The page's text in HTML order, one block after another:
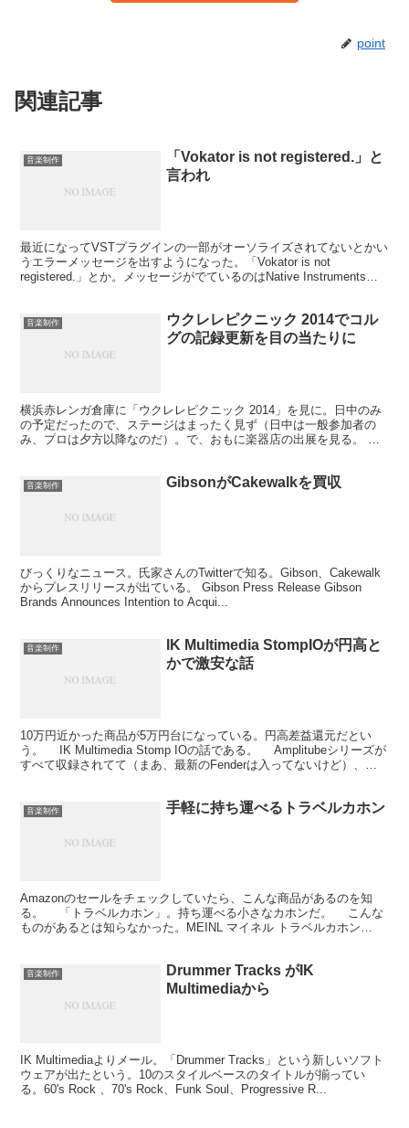
point
関連記事
音楽制作
「Vokator is not registered.」と
言われ
最近になってVSTプラグインの一部がオーソライズされてないとかい
うエラーメッセージを出すようになった。「Vokator is not
registered.」とか。メッセージがでているのはNative Instrumentsの
音楽制作
ウクレレピクニック 2014でコル
グの記録更新を目の当たりに
横浜赤レンガ倉庫に「ウクレレピクニック 2014」を見に。日中のみ
の予定だったので、ステージはまったく見ず（日中は一般参加者の
み、プロは夕方以降なのだ）。で、おもに楽器店の出展を見る。
音楽制作 GibsonがCakewalkを買収
びっくりなニュース。氏家さんのTwitterで知る。Gibson、Cakewalk
からプレスリリースが出ている。 Gibson Press Release Gibson
Brands Announces Intention to Acqui...
音楽制作
IK Multimedia StompIOが円高と
かで激安な話
10万円近かった商品が5万円台になっている。円高差益還元だとい
う。 IK Multimedia Stomp IOの話である。 Amplitubeシリーズが
すべて収録されてて（まあ、最新のFenderは入ってないけど）、ハ
音楽制作 手軽に持ち運べるトラベルカホン
Amazonのセールをチェックしていたら、こんな商品があるのを知
る。 「トラベルカホン」。持ち運べる小さなカホンだ。 こんな
ものがあるとは知らなかった。MEINL マイネル トラベルカホン
音楽制作
Drummer Tracks がIK
Multimediaから
IK Multimediaよりメール。「Drummer Tracks」という新しいソフト
ウェアが出たという。10のスタイルベースのタイトルが揃ってい
る。60's Rock 、70's Rock、Funk Soul、Progressive R...